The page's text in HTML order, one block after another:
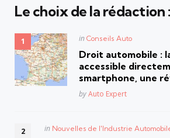
Le choix de la rédaction :
Posted
in Conseils Auto
Droit automobile :
accessible
smartphone, une
Posted
byAuto Expert
Posted
in Nouvelles de l'Industrie